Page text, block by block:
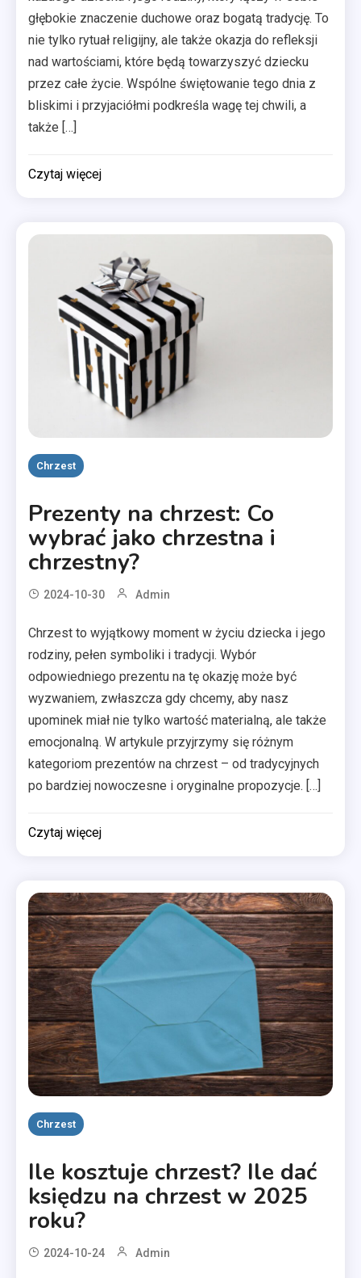
głębokie znaczenie duchowe oraz bogatą tradycję. To
nie tylko rytuał religijny, ale także okazja do refleksji
nad wartościami, które będą towarzyszyć dziecku
przez całe życie. Wspólne świętowanie tego dnia z
bliskimi i przyjaciółmi podkreśla wagę tej chwili, a
także […]
Czytaj więcej
Chrzest
Prezenty na chrzest: Co
wybrać jako chrzestna i
chrzestny?
2024-10-30 Admin
Chrzest to wyjątkowy moment w życiu dziecka i jego
rodziny, pełen symboliki i tradycji. Wybór
odpowiedniego prezentu na tę okazję może być
wyzwaniem, zwłaszcza gdy chcemy, aby nasz
upominek miał nie tylko wartość materialną, ale także
emocjonalną. W artykule przyjrzymy się różnym
kategoriom prezentów na chrzest – od tradycyjnych
po bardziej nowoczesne i oryginalne propozycje. […]
Czytaj więcej
Chrzest
Ile kosztuje chrzest? Ile dać
księdzu na chrzest w 2025
roku?
2024-10-24 Admin